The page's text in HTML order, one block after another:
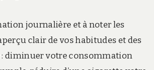
journalière et à noter les
clair de vos habitudes et des
: diminuer votre consommation